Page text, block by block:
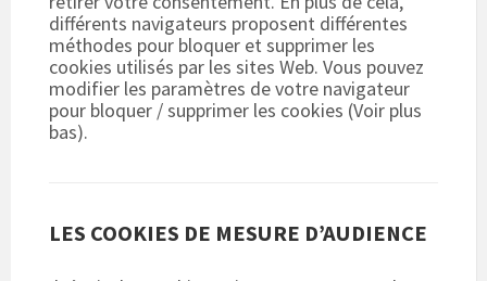
différents navigateurs proposent différentes
méthodes pour bloquer et supprimer les
cookies utilisés par les sites Web. Vous pouvez
modifier les paramètres de votre navigateur
pour bloquer / supprimer les cookies (Voir plus
bas).
LES COOKIES DE MESURE D’AUDIENCE